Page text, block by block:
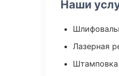
Наши
Лазерная
Штамповка